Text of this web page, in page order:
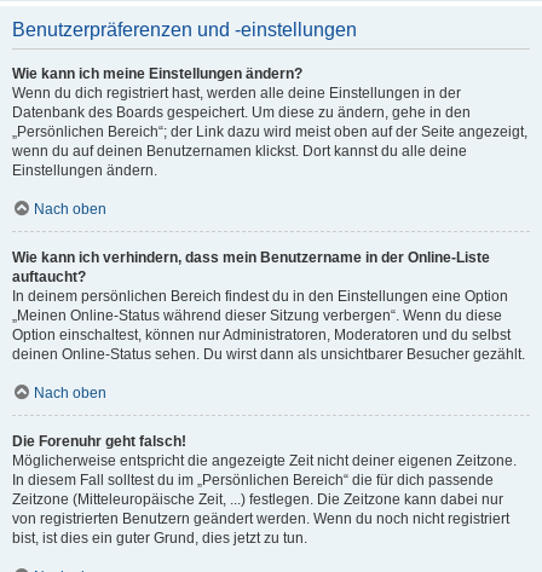
Benutzerpräferenzen und -einstellungen
Wie kann ich meine Einstellungen ändern?
Wenn du dich registriert hast, werden alle deine Einstellungen in der
Datenbank des Boards gespeichert. Um diese zu ändern, gehe in den
„Persönlichen Bereich“; der Link dazu wird meist oben auf der Seite angezeigt,
wenn du auf deinen Benutzernamen klickst. Dort kannst du alle deine
Einstellungen ändern.
Nach oben
Wie kann ich verhindern, dass mein Benutzername in der Online-Liste
auftaucht?
In deinem persönlichen Bereich findest du in den Einstellungen eine Option
„Meinen Online-Status während dieser Sitzung verbergen“. Wenn du diese
Option einschaltest, können nur Administratoren, Moderatoren und du selbst
deinen Online-Status sehen. Du wirst dann als unsichtbarer Besucher gezählt.
Nach oben
Die Forenuhr geht falsch!
Möglicherweise entspricht die angezeigte Zeit nicht deiner eigenen Zeitzone.
In diesem Fall solltest du im „Persönlichen Bereich“ die für dich passende
Zeitzone (Mitteleuropäische Zeit, ...) festlegen. Die Zeitzone kann dabei nur
von registrierten Benutzern geändert werden. Wenn du noch nicht registriert
bist, ist dies ein guter Grund, dies jetzt zu tun.